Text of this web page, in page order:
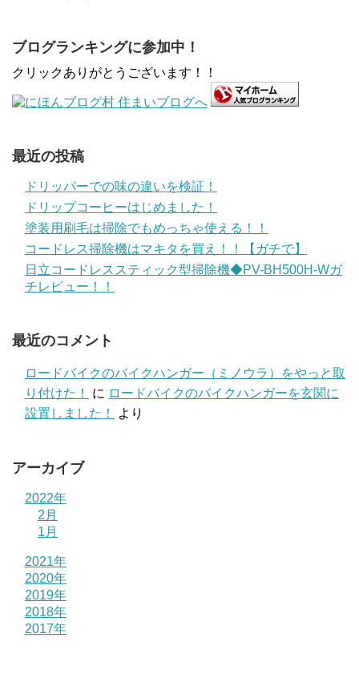
ブログランキングに参加中！
クリックありがとうございます！！
最近の投稿
ドリッパーでの味の違いを検証！
ドリップコーヒーはじめました！
塗装用刷毛は掃除でもめっちゃ使える！！
コードレス掃除機はマキタを買え！！【ガチで】
日立コードレススティック型掃除機◆PV-BH500H-Wガ
チレビュー！！
最近のコメント
ロードバイクのバイクハンガー（ミノウラ）をやっと取
り付けた！
に ロードバイクのバイクハンガーを玄関に
設置しました！
より
アーカイブ
2022年
2月
1月
2021年
2020年
2019年
2018年
2017年